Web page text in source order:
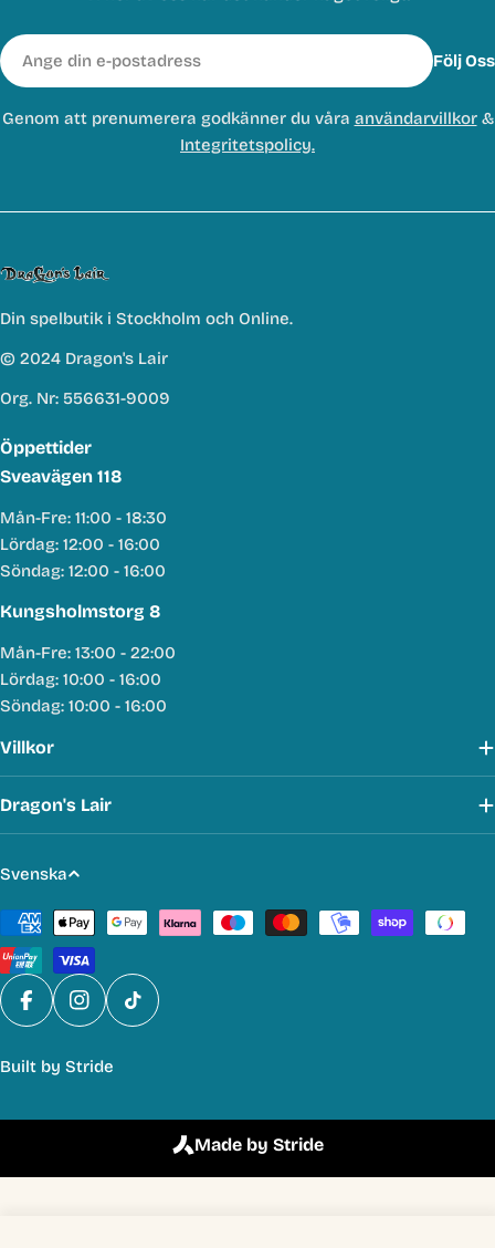
E-
post
Följ Oss
Genom att prenumerera godkänner du våra användarvillkor&
Integritetspolicy.
Din spelbutik i Stockholm och Online.
© 2024 Dragon's Lair
Org. Nr: 556631-9009
Öppettider
Sveavägen 118
Mån-Fre: 11:00 - 18:30
Lördag: 12:00 - 16:00
Söndag: 12:00 - 16:00
Kungsholmstorg 8
Mån-Fre: 13:00 - 22:00
Lördag: 10:00 - 16:00
Söndag: 10:00 - 16:00
Villkor
Dragon's Lair
S
p
r
å
k
Svenska
Betalmetoder
FacebookInstagram
TikTok
Built by Stride
Made by Stride